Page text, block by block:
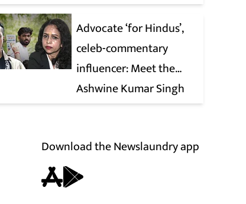
Advocate ‘for Hindus’,
celeb-commentary
influencer: Meet the
latest complainants
against CJP
Ashwine Kumar Singh
Download the Newslaundry app